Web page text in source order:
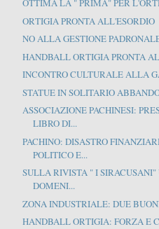
OTTIMA LA " PRIMA" PER
ORTIGIA PRONTA ALL'ESORDIO
NO ALLA GESTIONE
HANDBALL ORTIGIA PRONTA
INCONTRO CULTURALE ALLA
STATUE IN SOLITARIO
ASSOCIAZIONE PACHINESI:
LIBRO DI...
PACHINO: DISASTRO
POLITICO E...
SULLA RIVISTA " I SIRACUSANI"
DOMENI...
ZONA INDUSTRIALE: DUE
HANDBALL ORTIGIA: FORZA E